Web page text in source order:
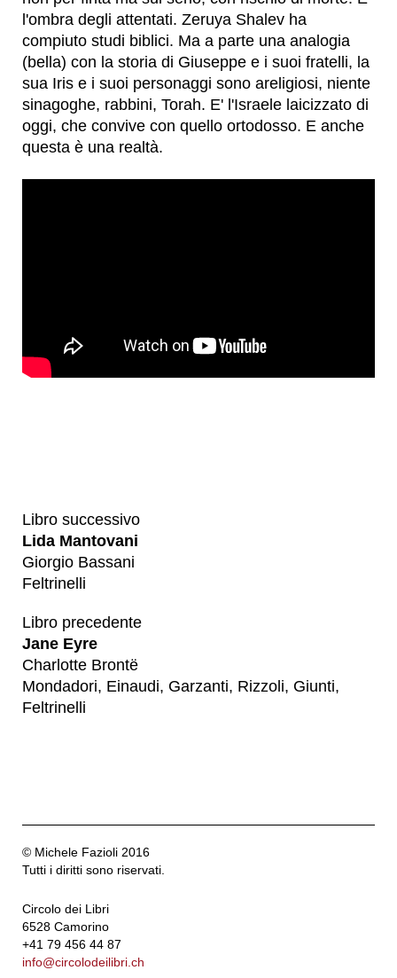
l'ombra degli attentati. Zeruya Shalev ha
compiuto studi biblici. Ma a parte una analogia
(bella) con la storia di Giuseppe e i suoi fratelli, la
sua Iris e i suoi personaggi sono areligiosi, niente
sinagoghe, rabbini, Torah. E' l'Israele laicizzato di
oggi, che convive con quello ortodosso. E anche
questa è una realtà.
Libro successivo
Lida Mantovani
Giorgio Bassani
Feltrinelli
Libro precedente
Jane Eyre
Charlotte Brontë
Mondadori, Einaudi, Garzanti, Rizzoli, Giunti,
Feltrinelli
© Michele Fazioli 2016
Tutti i diritti sono riservati.
Circolo dei Libri
6528 Camorino
+41 79 456 44 87
info@circolodeilibri.ch